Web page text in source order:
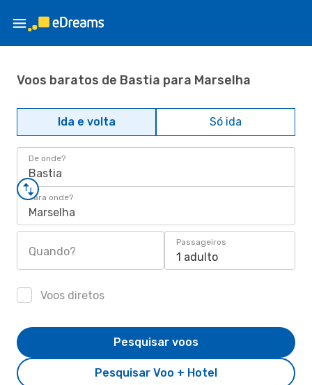
Voos baratos de Bastia para Marselha
Ida e volta Só ida
De onde?
Bastia
Para onde?
Marselha
Quando?
Passageiros
1 adulto
Voos diretos
Pesquisar Voo + Hotel
Pesquisar voos